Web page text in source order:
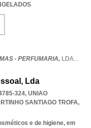
- PERFUMARIA, LDA...
Lda
324, UNIAO
SANTIAGO TROFA,
e de higiene, em